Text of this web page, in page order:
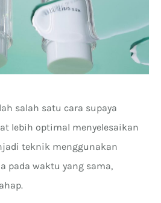
salah satu cara supaya
lebih optimal menyelesaikan
teknik menggunakan
pada waktu yang sama,